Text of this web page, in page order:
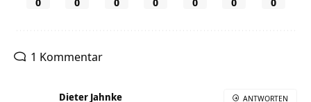
1 Kommentar
Dieter Jahnke ANTWORTEN